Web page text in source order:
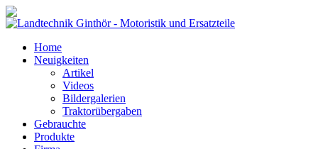
Home
Neuigkeiten
Artikel
Videos
Bildergalerien
Traktorübergaben
Gebrauchte
Produkte